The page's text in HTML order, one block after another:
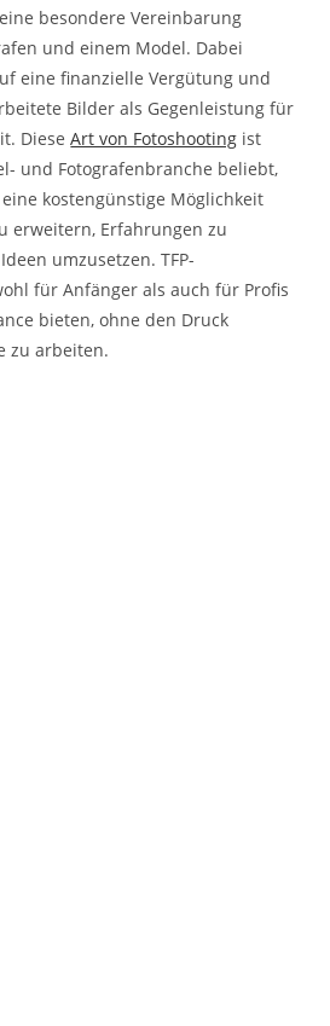
besondere Vereinbarung
und einem Model. Dabei
eine finanzielle Vergütung und
Bilder als Gegenleistung für
DieseArt von Fotoshooting ist
und Fotografenbranche beliebt,
kostengünstige Möglichkeit
erweitern, Erfahrungen zu
umzusetzen. TFP-
für Anfänger als auch für Profis
bieten, ohne den Druck
zu arbeiten.